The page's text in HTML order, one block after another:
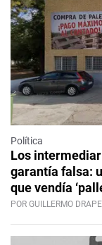
Política
Los
garantía falsa:
que vendía
POR GUILLERMO